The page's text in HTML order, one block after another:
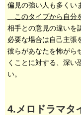
偏見の強い人も多くい
このタイプから自分
相手との意見の違いを
必要な場合は自己主張
彼らがあなたを怖がら
くことに対する、深い
い。
4.メロドラマタ